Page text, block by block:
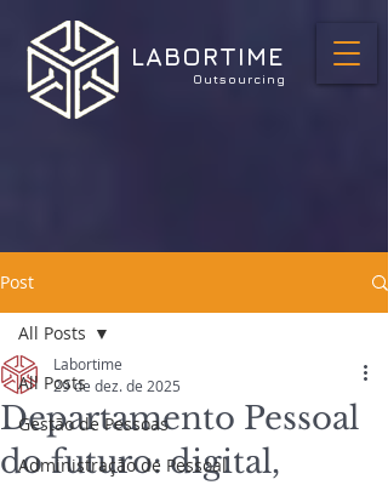
LABORTIME
Outsourcing
Post
All Posts
Gestão de Pessoas
Administração de Pessoal
All Posts
Departamento Pessoal
do futuro: digital,
Labortime
29 de dez. de 2025